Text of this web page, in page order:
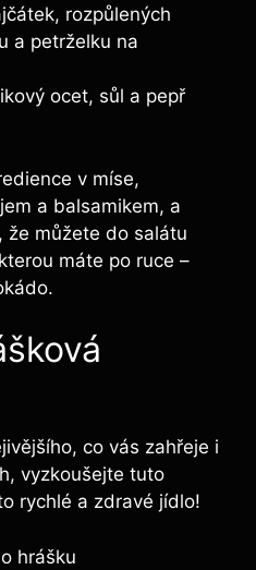
rozpůlených
a petrželku na
ocet, sůl a pepř
v míse,
a balsamikem, a
že můžete do salátu
máte po ruce –
co vás zahřeje i
vyzkoušejte tuto
rychlé a zdravé jídlo!
hrášku